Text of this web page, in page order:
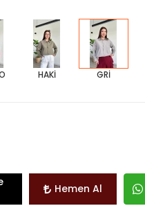
HAKİ GRİ
Hemen Al